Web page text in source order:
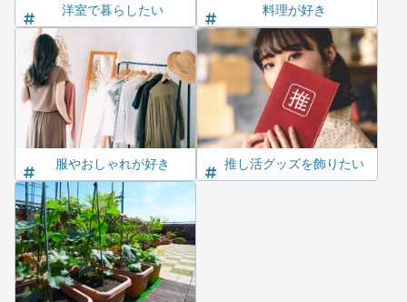
洋室で暮らしたい 料理が好き
服やおしゃれが好き 推し活グッズを飾りたい